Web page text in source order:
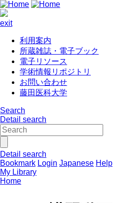
exit
利用案内
所蔵雑誌・電子ブック
電子リソース
学術情報リポジトリ
お問い合わせ
藤田医科大学
Search
Detail search
Detail search
Bookmark Login Japanese Help
My Library
Home